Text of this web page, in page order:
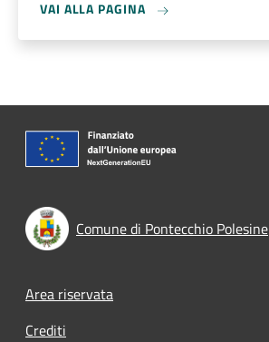
VAI ALLA PAGINA
Comune di Pontecchio Polesine
Footer menu
Area riservata
Crediti